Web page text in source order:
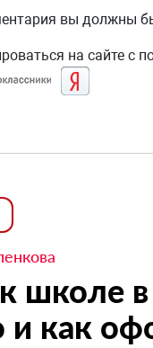
вы должны
на сайте с
школе
и как